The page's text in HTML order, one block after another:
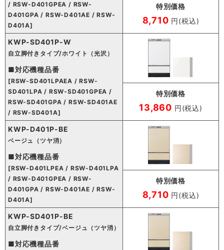
/ RSW-D401GPEA / RSW-
D401GPA / RSW-D401AE / RSW-
D401A]
特別価格
8,710 円(税込)
KWP-SD401P-W
自立脚付きタイプ/ホワイト（光沢）
■対応機種品番
[RSW-SD401LPAEA / RSW-
SD401LPA / RSW-SD401GPEA /
RSW-SD401GPA / RSW-SD401AE
/ RSW-SD401A]
特別価格
13,860 円(税込)
KWP-D401P-BE
ベージュ（ツヤ消）
■対応機種品番
[RSW-D401LPEA / RSW-D401LPA
/ RSW-D401GPEA / RSW-
D401GPA / RSW-D401AE / RSW-
D401A]
特別価格
8,710 円(税込)
KWP-SD401P-BE
自立脚付きタイプ/ベージュ（ツヤ消）
■対応機種品番